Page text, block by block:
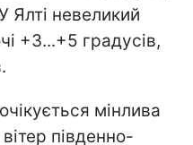
Ялті невеликий
+3...+5 градусів,
мінлива
південно-